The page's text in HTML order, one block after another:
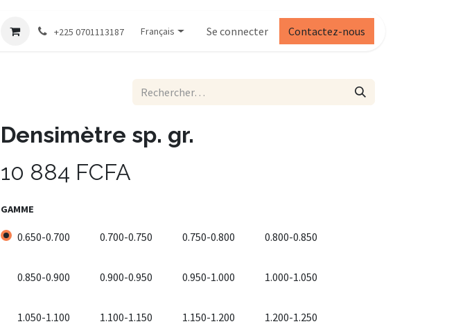
+225 0701113187 Français Se connecter Contactez-nous
Densimètre sp. gr.
10 884 FCFA
GAMME
0.650-0.700 0.700-0.750 0.750-0.800 0.800-0.850
0.850-0.900 0.900-0.950 0.950-1.000 1.000-1.050
1.050-1.100 1.100-1.150 1.150-1.200 1.200-1.250